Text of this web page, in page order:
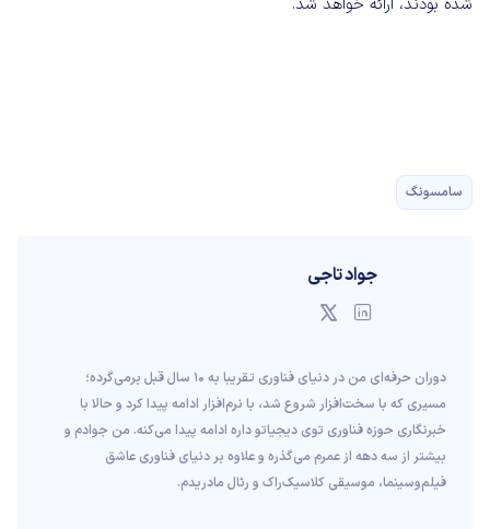
سامسونگ
جواد تاجی
دوران حرفه‌ای من در دنیای فناوری تقریبا به ۱۰ سال قبل برمی‌گرده؛
مسیری که با سخت‌افزار شروع شد، با نرم‌افزار ادامه پیدا کرد و حالا با
خبرنگاری حوزه فناوری توی دیجیاتو داره ادامه پیدا می‌کنه. من جوادم و
بیشتر از سه دهه از عمرم می‌گذره و علاوه بر دنیای فناوری عاشق
فیلم‌و‌سینما، موسیقی کلاسیک‌راک و رئال مادریدم.